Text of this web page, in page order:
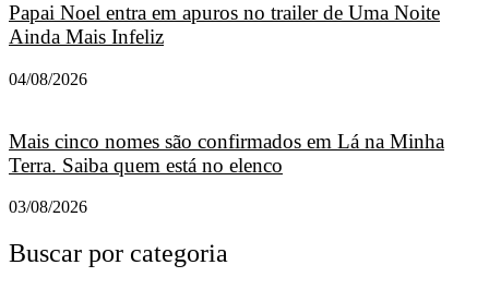
Papai Noel entra em apuros no trailer de Uma Noite
Ainda Mais Infeliz
04/08/2026
Mais cinco nomes são confirmados em Lá na Minha
Terra. Saiba quem está no elenco
03/08/2026
Buscar por categoria